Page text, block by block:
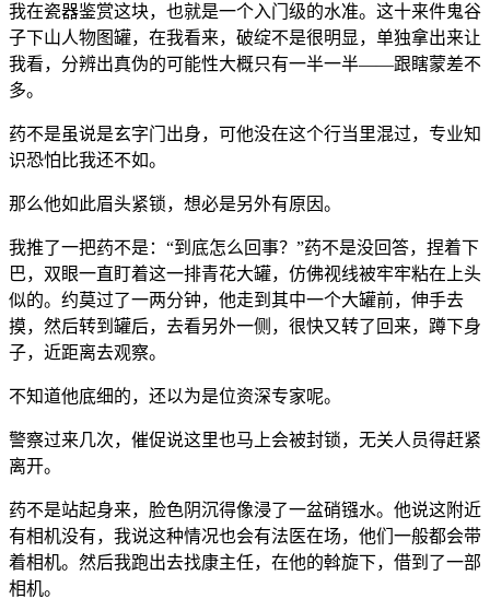
我在瓷器鉴赏这块，也就是一个入门级的水准。这十来件鬼谷
子下山人物图罐，在我看来，破绽不是很明显，单独拿出来让
我看，分辨出真伪的可能性大概只有一半一半——跟瞎蒙差不
多。
药不是虽说是玄字门出身，可他没在这个行当里混过，专业知
识恐怕比我还不如。
那么他如此眉头紧锁，想必是另外有原因。
我推了一把药不是：“到底怎么回事？”药不是没回答，捏着下
巴，双眼一直盯着这一排青花大罐，仿佛视线被牢牢粘在上头
似的。约莫过了一两分钟，他走到其中一个大罐前，伸手去
摸，然后转到罐后，去看另外一侧，很快又转了回来，蹲下身
子，近距离去观察。
不知道他底细的，还以为是位资深专家呢。
警察过来几次，催促说这里也马上会被封锁，无关人员得赶紧
离开。
药不是站起身来，脸色阴沉得像浸了一盆硝镪水。他说这附近
有相机没有，我说这种情况也会有法医在场，他们一般都会带
着相机。然后我跑出去找康主任，在他的斡旋下，借到了一部
相机。